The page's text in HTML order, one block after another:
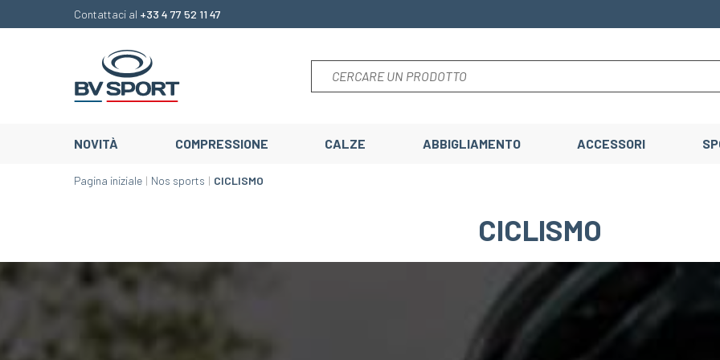
Contattaci al +33 4 77 52 11 47
NOVITÀ COMPRESSIONE CALZE ABBIGLIAMENTO ACCESSORI
Pagina iniziale Nos sports CICLISMO
CICLISMO